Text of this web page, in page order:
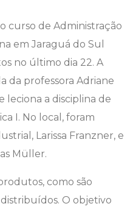
curso de Administração
em Jaraguá do Sul
no último dia 22. A
da professora Adriane
leciona a disciplina de
I. No local, foram
Larissa Franzner, e
Müller.
como são
O objetivo